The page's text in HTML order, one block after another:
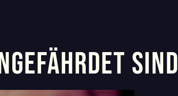
SIND